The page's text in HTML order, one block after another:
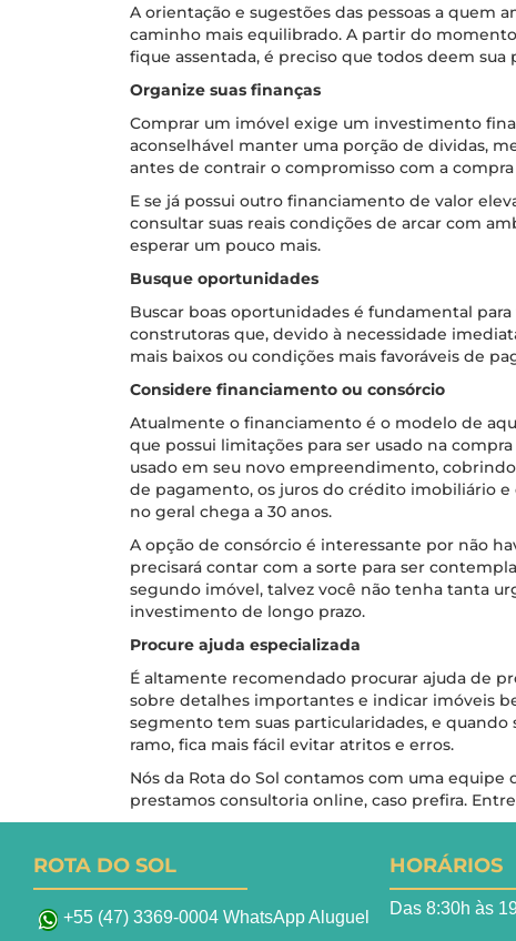
A orientação e sugestões das pessoas a quem
caminho mais equilibrado. A partir do
fique assentada, é preciso que todos deem sua
Organize suas finanças
Comprar um imóvel exige um investimento
aconselhável manter uma porção de dividas,
antes de contrair o compromisso com a
E se já possui outro financiamento de valor
consultar suas reais condições de arcar com
esperar um pouco mais.
Busque oportunidades
Buscar boas oportunidades é fundamental
construtoras que, devido à necessidade
mais baixos ou condições mais favoráveis de
Considere financiamento ou consórcio
Atualmente o financiamento é o modelo de
que possui limitações para ser usado na
usado em seu novo empreendimento,
de pagamento, os juros do crédito imobiliário
no geral chega a 30 anos.
A opção de consórcio é interessante por não
precisará contar com a sorte para ser
segundo imóvel, talvez você não tenha tanta
investimento de longo prazo.
Procure ajuda especializada
É altamente recomendado procurar ajuda de
sobre detalhes importantes e indicar imóveis
segmento tem suas particularidades, e quando
ramo, fica mais fácil evitar atritos e erros.
Nós da Rota do Sol contamos com uma
prestamos consultoria online, caso prefira.
ROTA DO SOL
+55 (47) 3369-0004 WhatsApp Aluguel
HORÁRIOS
Das 8:30h às